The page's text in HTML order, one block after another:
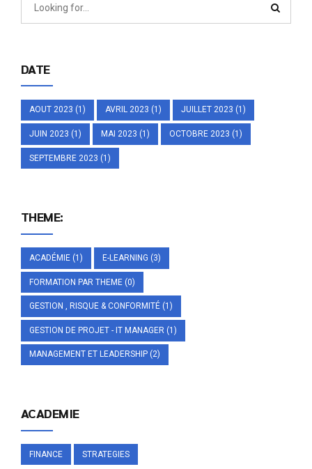
DATE
AOUT 2023 (1) AVRIL 2023 (1) JUILLET 2023 (1)
JUIN 2023 (1) MAI 2023 (1) OCTOBRE 2023 (1)
SEPTEMBRE 2023 (1)
THEME:
ACADÉMIE (1) E-LEARNING (3)
FORMATION PAR THEME (0)
GESTION , RISQUE & CONFORMITÉ (1)
GESTION DE PROJET - IT MANAGER (1)
MANAGEMENT ET LEADERSHIP (2)
ACADEMIE
FINANCE STRATEGIES